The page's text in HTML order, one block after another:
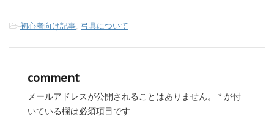
-初心者向け記事 弓具について
comment
メールアドレスが公開されることはありません。 * が付
いている欄は必須項目です